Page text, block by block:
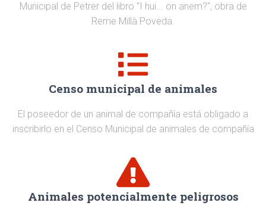
Municipal de Petrer del libro "I hui... on anem?", obra de
Reme Millà Poveda.
Censo municipal de animales
El poseedor de un animal de compañía está obligado a
inscribirlo en el Censo Municipal de animales de compañía
Animales potencialmente peligrosos